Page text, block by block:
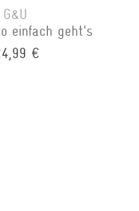
G&U
einfach geht's
€